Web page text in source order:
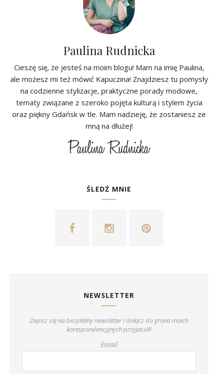
Paulina Rudnicka
Cieszę się, że jesteś na moim blogu! Mam na imię Paulina,
ale możesz mi też mówić Kapuczina! Znajdziesz tu pomysły
na codzienne stylizacje, praktyczne porady modowe,
tematy związane z szeroko pojęta kulturą i stylem życia
oraz piękny Gdańsk w tle. Mam nadzieję, że zostaniesz ze
mną na dłużej!
ŚLEDŹ MNIE
NEWSLETTER
Zapisz się na bezpłatny newsletter i dołącz do grona moich
korespondencyjnych przyjaciół!
Email